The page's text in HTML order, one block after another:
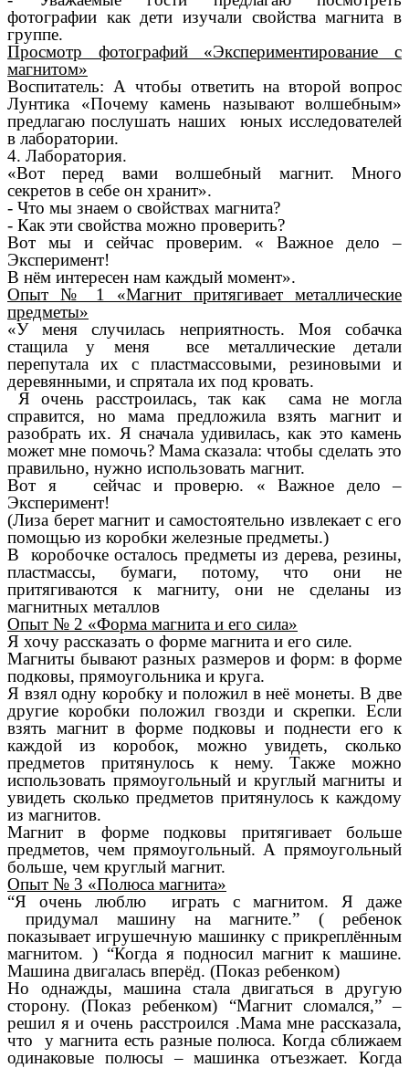
фотографии как дети изучали свойства магнита в
группе.
Просмотр фотографий «Экспериментирование с
магнитом»
Воспитатель: А чтобы ответить на второй вопрос
Лунтика «Почему камень называют волшебным»
предлагаю послушать наших юных исследователей
в лаборатории.
4. Лаборатория.
«Вот перед вами волшебный магнит. Много
секретов в себе он хранит».
- Что мы знаем о свойствах магнита?
- Как эти свойства можно проверить?
Вот мы и сейчас проверим. « Важное дело –
Эксперимент!
В нём интересен нам каждый момент».
Опыт № 1 «Магнит притягивает металлические
предметы»
«У меня случилась неприятность. Моя собачка
стащила у меня все металлические детали
перепутала их с пластмассовыми, резиновыми и
деревянными, и спрятала их под кровать.
Я очень расстроилась, так как сама не могла
справится, но мама предложила взять магнит и
разобрать их. Я сначала удивилась, как это камень
может мне помочь? Мама сказала: чтобы сделать это
правильно, нужно использовать магнит.
Вот я сейчас и проверю. « Важное дело –
Эксперимент!
(Лиза берет магнит и самостоятельно извлекает с его
помощью из коробки железные предметы.)
В коробочке осталось предметы из дерева, резины,
пластмассы, бумаги, потому, что они не
притягиваются к магниту, они не сделаны из
магнитных металлов
Опыт № 2 «Форма магнита и его сила»
Я хочу рассказать о форме магнита и его силе.
Магниты бывают разных размеров и форм: в форме
подковы, прямоугольника и круга.
Я взял одну коробку и положил в неё монеты. В две
другие коробки положил гвозди и скрепки. Если
взять магнит в форме подковы и поднести его к
каждой из коробок, можно увидеть, сколько
предметов притянулось к нему. Также можно
использовать прямоугольный и круглый магниты и
увидеть сколько предметов притянулось к каждому
из магнитов.
Магнит в форме подковы притягивает больше
предметов, чем прямоугольный. А прямоугольный
больше, чем круглый магнит.
Опыт № 3 «Полюса магнита»
“Я очень люблю играть с магнитом. Я даже
придумал машину на магните.” ( ребенок
показывает игрушечную машинку с прикреплённым
магнитом. ) “Когда я подносил магнит к машине.
Машина двигалась вперёд. (Показ ребенком)
Но однажды, машина стала двигаться в другую
сторону. (Показ ребенком) “Магнит сломался,” –
решил я и очень расстроился .Мама мне рассказала,
что у магнита есть разные полюса. Когда сближаем
одинаковые полюсы – машинка отъезжает. Когда